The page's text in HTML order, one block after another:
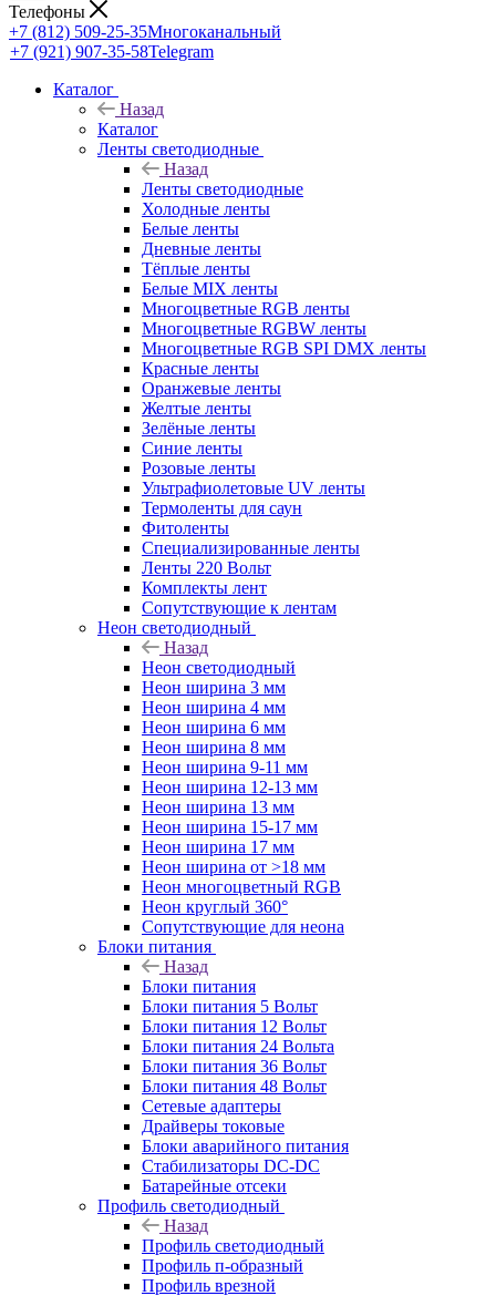
Телефоны
+7 (812) 509-25-35Многоканальный
+7 (921) 907-35-58Telegram
Каталог
Назад
Каталог
Ленты светодиодные
Назад
Ленты светодиодные
Холодные ленты
Белые ленты
Дневные ленты
Тёплые ленты
Белые MIX ленты
Многоцветные RGB ленты
Многоцветные RGBW ленты
Многоцветные RGB SPI DMX ленты
Красные ленты
Оранжевые ленты
Желтые ленты
Зелёные ленты
Синие ленты
Розовые ленты
Ультрафиолетовые UV ленты
Термоленты для саун
Фитоленты
Специализированные ленты
Ленты 220 Вольт
Комплекты лент
Сопутствующие к лентам
Неон светодиодный
Назад
Неон светодиодный
Неон ширина 3 мм
Неон ширина 4 мм
Неон ширина 6 мм
Неон ширина 8 мм
Неон ширина 9-11 мм
Неон ширина 12-13 мм
Неон ширина 13 мм
Неон ширина 15-17 мм
Неон ширина 17 мм
Неон ширина от >18 мм
Неон многоцветный RGB
Неон круглый 360°
Сопутствующие для неона
Блоки питания
Назад
Блоки питания
Блоки питания 5 Вольт
Блоки питания 12 Вольт
Блоки питания 24 Вольта
Блоки питания 36 Вольт
Блоки питания 48 Вольт
Сетевые адаптеры
Драйверы токовые
Блоки аварийного питания
Стабилизаторы DC-DC
Батарейные отсеки
Профиль светодиодный
Назад
Профиль светодиодный
Профиль п-образный
Профиль врезной